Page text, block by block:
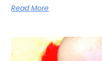
Read More